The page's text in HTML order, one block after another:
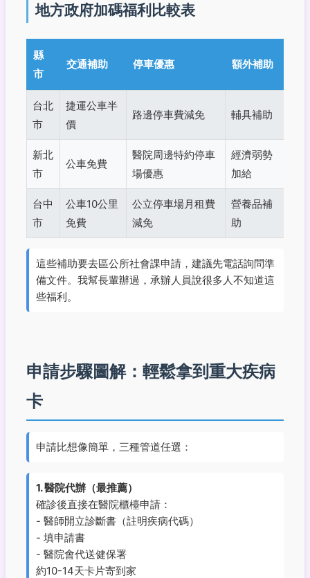
地方政府加碼福利比較表
縣
市
交通補助 停車優惠 額外補助
台北
市
捷運公車半
價
路邊停車費減免 輔具補助
新北
市
公車免費
醫院周邊特約停車
場優惠
經濟弱勢
加給
台中
市
公車10公里
免費
公立停車場月租費
減免
營養品補
助
這些補助要去區公所社會課申請，建議先電話詢問準
備文件。我幫長輩辦過，承辦人員說很多人不知道這
些福利。
申請步驟圖解：輕鬆拿到重大疾病
卡
申請比想像簡單，三種管道任選：
1. 醫院代辦（最推薦）
確診後直接在醫院櫃檯申請：
- 醫師開立診斷書（註明疾病代碼）
- 填申請書
- 醫院會代送健保署
約10-14天卡片寄到家